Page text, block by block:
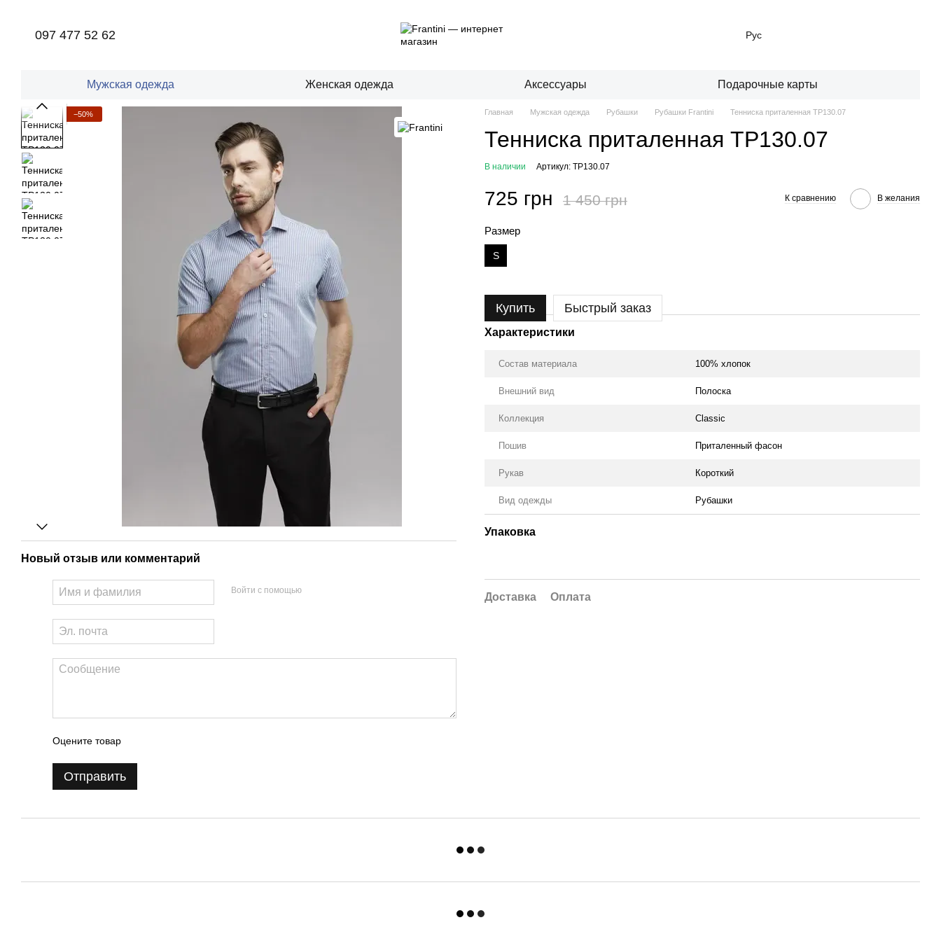
097 477 52 62 Рус
Мужская одежда Женская одежда Аксессуары Подарочные карты
−50%
Новый отзыв или комментарий
Войти с помощью
Оцените товар
Отправить
Главная Мужская одежда Рубашки Рубашки Frantini Тенниска приталенная TP130.07
Тенниска приталенная TP130.07
В наличии Артикул: TP130.07
725 грн 1 450 грн К сравнению В желания
Размер
S
Купить Быстрый заказ
Характеристики
Состав материала 100% хлопок
Внешний вид Полоска
Коллекция Classic
Пошив Приталенный фасон
Рукав Короткий
Вид одежды Рубашки
Упаковка
Доставка Оплата